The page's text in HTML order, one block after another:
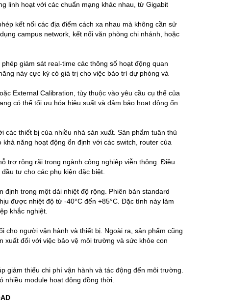
linh hoạt với các chuẩn mạng khác nhau, từ Gigabit
kết nối các địa điểm cách xa nhau mà không cần sử
campus network, kết nối văn phòng chi nhánh, hoặc
giám sát real-time các thông số hoạt động quan
này cực kỳ có giá trị cho việc bảo trì dự phòng và
External Calibration, tùy thuộc vào yêu cầu cụ thể của
có thể tối ưu hóa hiệu suất và đảm bảo hoạt động ổn
thiết bị của nhiều nhà sản xuất. Sản phẩm tuân thủ
năng hoạt động ổn định với các switch, router của
trợ rộng rãi trong ngành công nghiệp viễn thông. Điều
tư cho các phụ kiện đặc biệt.
định trong một dải nhiệt độ rộng. Phiên bản standard
được nhiệt độ từ -40°C đến +85°C. Đặc tính này làm
khắc nghiệt.
cho người vận hành và thiết bị. Ngoài ra, sản phẩm cũng
xuất đối với việc bảo vệ môi trường và sức khỏe con
giảm thiểu chi phí vận hành và tác động đến môi trường.
nhiều module hoạt động đồng thời.